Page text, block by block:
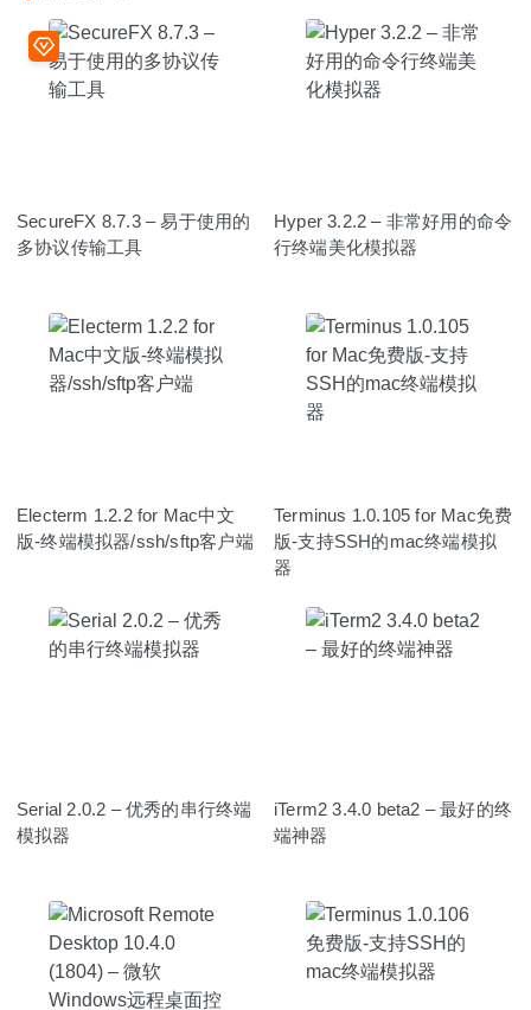
SecureFX 8.7.3 – 易于使用的
多协议传输工具
Hyper 3.2.2 – 非常好用的命令
行终端美化模拟器
Electerm 1.2.2 for Mac中文
版-终端模拟器/ssh/sftp客户端
Terminus 1.0.105 for Mac免费
版-支持SSH的mac终端模拟
器
Serial 2.0.2 – 优秀的串行终端
模拟器
iTerm2 3.4.0 beta2 – 最好的终
端神器